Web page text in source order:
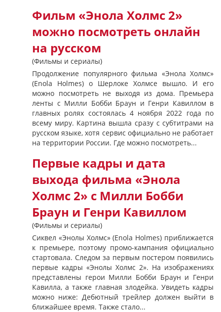
Фильм «Энола Холмс 2»
можно посмотреть онлайн
на русском
(Фильмы и сериалы)
Продолжение популярного фильма «Энола Холмс»
(Enola Holmes) о Шерлоке Холмсе вышло. И его
можно посмотреть не выходя из дома. Премьера
ленты с Милли Бобби Браун и Генри Кавиллом в
главных ролях состоялась 4 ноября 2022 года по
всему миру. Картина вышла сразу с субтитрами на
русском языке, хотя сервис официально не работает
на территории России. Где можно посмотреть...
Первые кадры и дата
выхода фильма «Энола
Холмс 2» с Милли Бобби
Браун и Генри Кавиллом
(Фильмы и сериалы)
Сиквел «Энолы Холмс» (Enola Holmes) приближается
к премьере, поэтому промо-кампания официально
стартовала. Следом за первым постером появились
первые кадры «Энолы Холмс 2». На изображениях
представлены герои Милли Бобби Браун и Генри
Кавилла, а также главная злодейка. Увидеть кадры
можно ниже: Дебютный трейлер должен выйти в
ближайшее время. Также стало...